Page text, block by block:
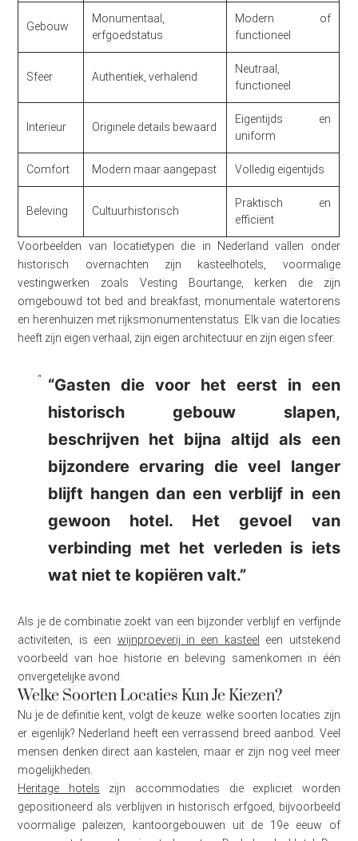
Gebouw
Monumentaal,
erfgoedstatus
Modern of
functioneel
Sfeer Authentiek, verhalend
Neutraal,
functioneel
Interieur Originele details bewaard
Eigentijds en
uniform
Comfort Modern maar aangepast Volledig eigentijds
Beleving Cultuurhistorisch
Praktisch en
efficiënt
Voorbeelden van locatietypen die in Nederland vallen onder
historisch overnachten zijn kasteelhotels, voormalige
vestingwerken zoals Vesting Bourtange, kerken die zijn
omgebouwd tot bed and breakfast, monumentale watertorens
en herenhuizen met rijksmonumentenstatus. Elk van die locaties
heeft zijn eigen verhaal, zijn eigen architectuur en zijn eigen sfeer.
“Gasten die voor het eerst in een
historisch gebouw slapen,
beschrijven het bijna altijd als een
bijzondere ervaring die veel langer
blijft hangen dan een verblijf in een
gewoon hotel. Het gevoel van
verbinding met het verleden is iets
wat niet te kopiëren valt.”
Als je de combinatie zoekt van een bijzonder verblijf en verfijnde
activiteiten, is een wijnproeverij in een kasteel
een uitstekend
voorbeeld van hoe historie en beleving samenkomen in één
onvergetelijke avond.
Welke Soorten Locaties Kun Je Kiezen?
Nu je de definitie kent, volgt de keuze: welke soorten locaties zijn
er eigenlijk? Nederland heeft een verrassend breed aanbod. Veel
mensen denken direct aan kastelen, maar er zijn nog veel meer
mogelijkheden.
Heritage hotels zijn accommodaties die expliciet worden
gepositioneerd als verblijven in historisch erfgoed, bijvoorbeeld
voormalige paleizen, kantoorgebouwen uit de 19e eeuw of